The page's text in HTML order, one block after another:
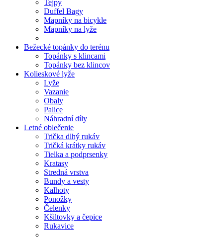
Tejpy
Duffel Bagy
Mapníky na bicykle
Mapníky na lyže
Bežecké topánky do terénu
Topánky s klincami
Topánky bez klincov
Kolieskové lyže
Lyže
Vazanie
Obaly
Palice
Náhradní díly
Letné oblečenie
Trička dlhý rukáv
Tričká krátky rukáv
Tielka a podprsenky
Kratasy
Stredná vrstva
Bundy a vesty
Kalhoty
Ponožky
Čelenky
Kšiltovky a čepice
Rukavice